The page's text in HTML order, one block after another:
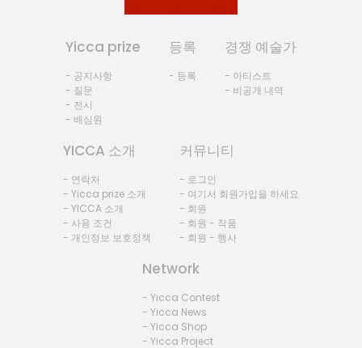
Yicca prize
- 공지사항
- 질문
- 전시
- 배심원
등록
- 등록
경쟁 예술가
- 아티스트
- 비공개 내역
YICCA 소개
- 연락처
- Yicca prize 소개
- YICCA 소개
- 사용 조건
- 개인정보 보호정책
커뮤니티
- 로그인
- 여기서 회원가입을 하세요
- 회원
- 회원 - 작품
- 회원 - 행사
Network
- Yicca Contest
- Yicca News
- Yicca Shop
- Yicca Project